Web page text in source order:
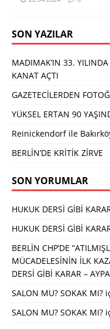
SON YAZILAR
MADIMAK’IN 33. YILINDA
KANAT AÇTI
GAZETECİLERDEN
YÜKSEL ERTAN 90
Reinickendorf ile
BERLİN’DE KRİTİK ZİRVE
SON YORUMLAR
HUKUK DERSİ GİBİ
HUKUK DERSİ GİBİ
BERLİN CHP’DE
MÜCADELESİNİN İLK
DERSİ GİBİ KARAR –
SALON MU? SOKAK MI?
SALON MU? SOKAK MI?